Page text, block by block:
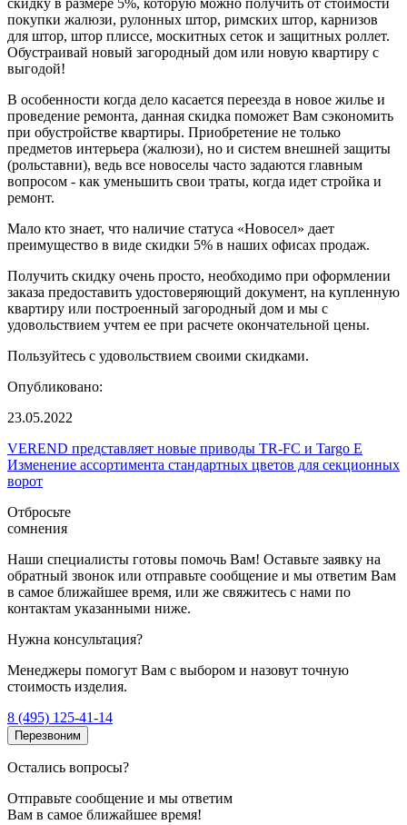
скидку в размере 5%, которую можно получить от стоимости
покупки жалюзи, рулонных штор, римских штор, карнизов
для штор, штор плиссе, москитных сеток и защитных роллет.
Обустраивай новый загородный дом или новую квартиру с
выгодой!
В особенности когда дело касается переезда в новое жилье и
проведение ремонта, данная скидка поможет Вам сэкономить
при обустройстве квартиры. Приобретение не только
предметов интерьера (жалюзи), но и систем внешней защиты
(рольставни), ведь все новоселы часто задаются главным
вопросом - как уменьшить свои траты, когда идет стройка и
ремонт.
Мало кто знает, что наличие статуса «Новосел» дает
преимущество в виде скидки 5% в наших офисах продаж.
Получить скидку очень просто, необходимо при оформлении
заказа предоставить удостоверяющий документ, на купленную
квартиру или построенный загородный дом и мы с
удовольствием учтем ее при расчете окончательной цены.
Пользуйтесь с удовольствием своими скидками.
Опубликовано:
23.05.2022
VEREND представляет новые приводы TR-FC и Targo E
Изменение ассортимента стандартных цветов для секционных
ворот
Отбросьте
сомнения
Наши специалисты готовы помочь Вам! Оставьте заявку на
обратный звонок или отправьте сообщение и мы ответим Вам
в самое ближайшее время, или же свяжитесь с нами по
контактам указанными ниже.
Нужна консультация?
Менеджеры помогут Вам с выбором и назовут точную
стоимость изделия.
8 (495) 125-41-14
Перезвоним
Остались вопросы?
Отправьте сообщение и мы ответим
Вам в самое ближайшее время!